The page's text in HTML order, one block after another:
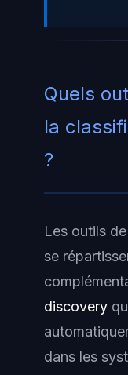
Quels
la
?
Les outils
se
discovery
dans les